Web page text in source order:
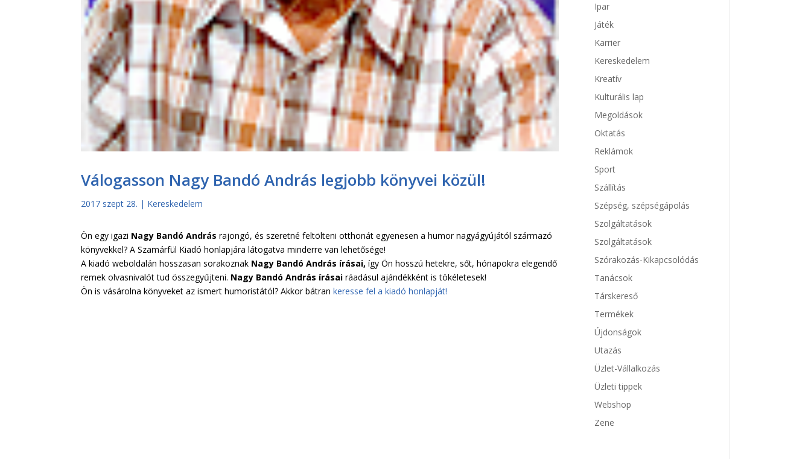
Válogasson Nagy Bandó András legjobb könyvei közül!
2017 szept 28. | Kereskedelem
Ön egy igazi Nagy Bandó András rajongó, és szeretné feltölteni otthonát egyenesen a humor nagyágyújától származó
könyvekkel? A Szamárfül Kiadó honlapjára látogatva minderre van lehetősége!
A kiadó weboldalán hosszasan sorakoznak Nagy Bandó András írásai, így Ön hosszú hetekre, sőt, hónapokra elegendő
remek olvasnivalót tud összegyűjteni. Nagy Bandó András írásai ráadásul ajándékként is tökéletesek!
Ön is vásárolna könyveket az ismert humoristától? Akkor bátrankeresse fel a kiadó honlapját!
Ipar
Játék
Karrier
Kereskedelem
Kreatív
Kulturális lap
Megoldások
Oktatás
Reklámok
Sport
Szállítás
Szépség, szépségápolás
Szolgáltatások
Szolgáltatások
Szórakozás-Kikapcsolódás
Tanácsok
Társkereső
Termékek
Újdonságok
Utazás
Üzlet-Vállalkozás
Üzleti tippek
Webshop
Zene